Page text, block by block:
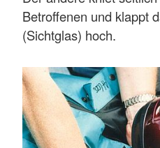
Betroffenen und klappt
(Sichtglas) hoch.